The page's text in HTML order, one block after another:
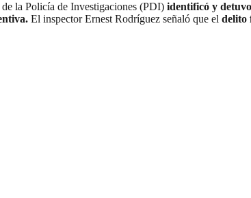
la Policía de Investigaciones (PDI) identificó y
El inspector Ernest Rodríguez señaló que el delito